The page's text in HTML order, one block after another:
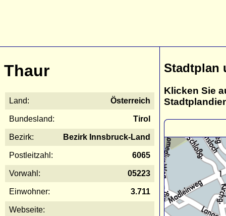
Thaur
Land: Österreich
Bundesland: Tirol
Bezirk: Bezirk Innsbruck-Land
Postleitzahl: 6065
Vorwahl: 05223
Einwohner: 3.711
Webseite:
Stadtplan
Klicken Sie